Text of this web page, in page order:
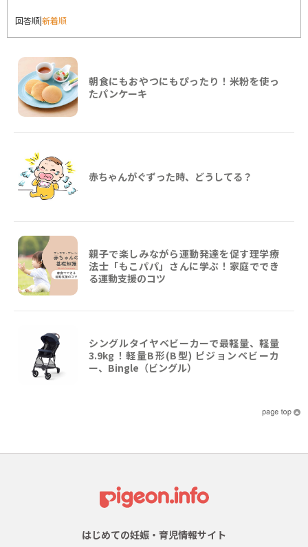
回答順|新着順
朝食にもおやつにもぴったり！米粉を使っ
たパンケーキ
赤ちゃんがぐずった時、どうしてる？
親子で楽しみながら運動発達を促す理学療
法士「もこパパ」さんに学ぶ！家庭ででき
る運動支援のコツ
シングルタイヤベビーカーで最軽量、軽量
3.9kg！軽量B形(B型) ピジョンベビーカ
ー、Bingle（ビングル）
はじめての妊娠・育児情報サイト